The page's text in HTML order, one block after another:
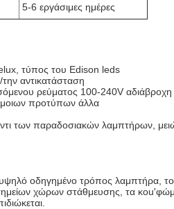
5-6 εργάσιμες ημέρες
τύπος του Edison leds
αντικατάσταση
ρεύματος 100-240V
προτύπων άλλα
των παραδοσιακών λαμπτήρων,
οδηγημένο τρόπος λαμπτήρα,
χώρων στάθμευσης, τα